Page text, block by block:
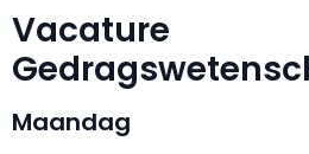
Vacature
Maandag